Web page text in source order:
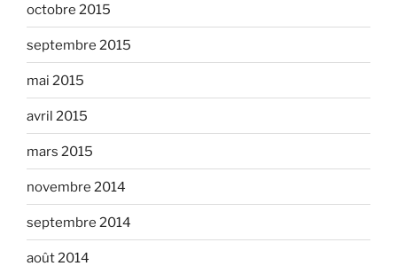
octobre 2015
septembre 2015
mai 2015
avril 2015
mars 2015
novembre 2014
septembre 2014
août 2014